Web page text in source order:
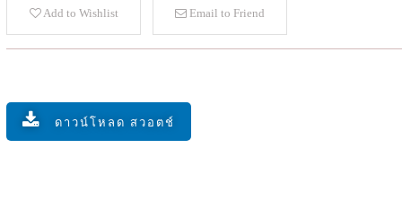
Add to Wishlist Email to Friend
ดาวน์โหลด สวอตช์